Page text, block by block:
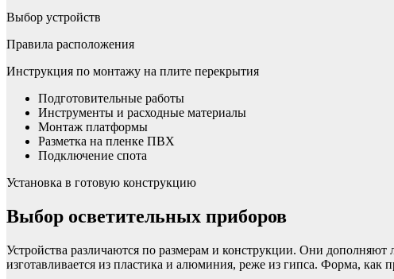
Выбор устройств
Правила расположения
Инструкция по монтажу на плите перекрытия
Подготовительные работы
Инструменты и расходные материалы
Монтаж платформы
Разметка на пленке ПВХ
Подключение спота
Установка в готовую конструкцию
Выбор осветительных приборов
Устройства различаются по размерам и конструкции. Они
изготавливается из пластика и алюминия, реже из гипса. Форма, как